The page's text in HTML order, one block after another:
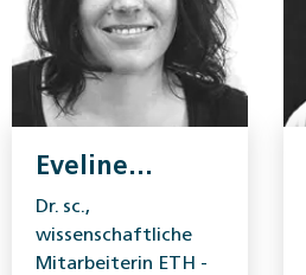
Eveline
Althaus
Dr. sc.,
wissenschaftliche
Mitarbeiterin ETH ­